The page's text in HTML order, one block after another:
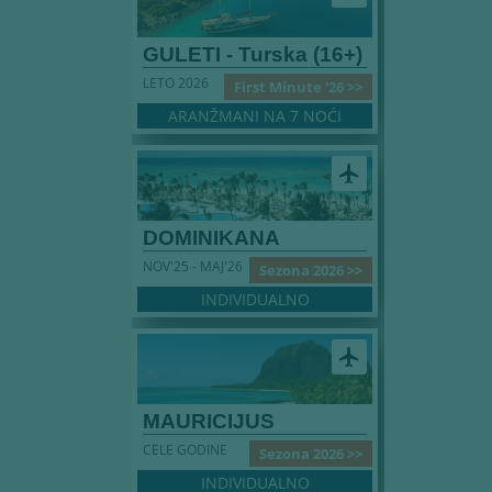
GULETI - Turska (16+)
First Minute '26 >>
LETO 2026
ARANŽMANI NA 7 NOĆI
airplanemode_active
DOMINIKANA
Sezona 2026 >>
NOV'25 - MAJ'26
INDIVIDUALNO
airplanemode_active
MAURICIJUS
Sezona 2026 >>
CELE GODINE
INDIVIDUALNO